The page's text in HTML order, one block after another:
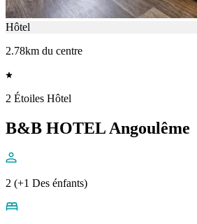
Hôtel
2.78km du centre
2 Étoiles Hôtel
B&B HOTEL Angoulême
2 (+1 Des énfants)